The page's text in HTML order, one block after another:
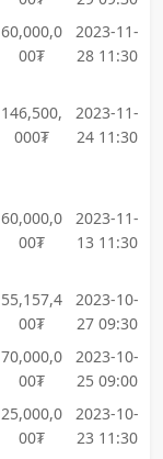
60,000,0
00₮
2023-11-
28 11:30
146,500,
000₮
2023-11-
24 11:30
60,000,0
00₮
2023-11-
13 11:30
55,157,4
00₮
2023-10-
27 09:30
70,000,0
00₮
2023-10-
25 09:00
25,000,0
00₮
2023-10-
23 11:30